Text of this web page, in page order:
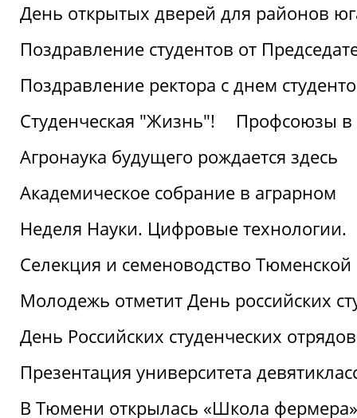
День открытых дверей для районов
Поздравление студентов от
Поздравление ректора с днем
Студенческая "Жизнь"!
Профсоюзы в
Агронаука будущего рождается здесь
Академическое собрание в аграрном
Неделя Науки. Цифровые технологии.
Селекция и семеноводство Тюменской
Молодежь отметит День российских
День Российских студенческих
Презентация университета
В Тюмени открылась «Школа фермера»